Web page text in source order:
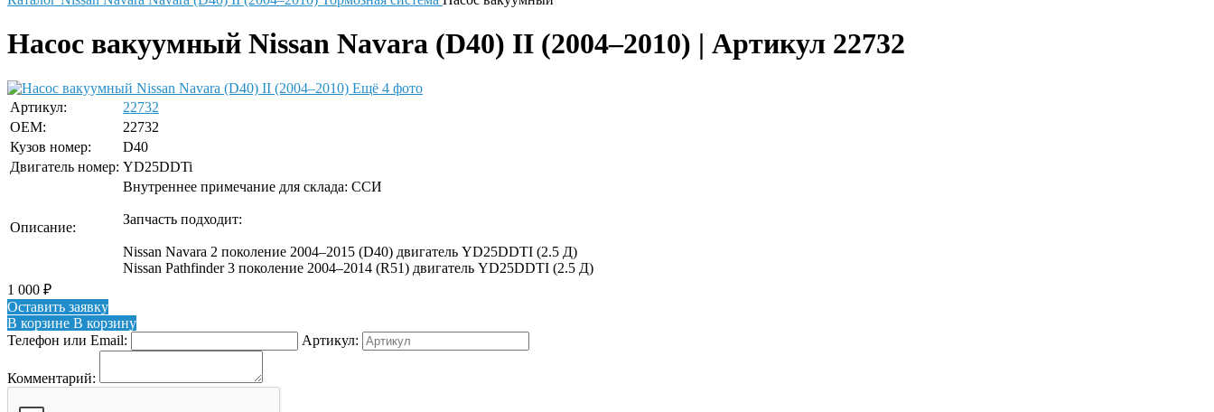
Насос вакуумный Nissan Navara (D40) II (2004–2010) | Артикул 22732
Ещё 4 фото
Артикул:
22732
OEM:
22732
Кузов номер:
D40
Двигатель номер: YD25DDTi
Описание:
Внутреннее примечание для склада: ССИ
Запчасть подходит:
Nissan Navara 2 поколение 2004–2015 (D40) двигатель YD25DDTI (2.5 Д)
Nissan Pathfinder 3 поколение 2004–2014 (R51) двигатель YD25DDTI (2.5 Д)
1 000 ₽
Оставить заявку
В корзине В корзину
Телефон или Email:
Артикул:
Комментарий: